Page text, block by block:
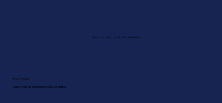
SOLUTIONS
Nous avons la solution pour régler vos dettes
Syndic autorisé en insolvabilité au Québec